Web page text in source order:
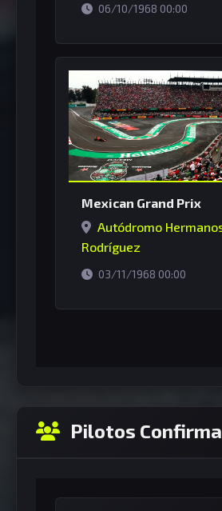
06/10/1968 00:00
Mexican Grand Prix
Autódromo
Rodríguez
03/11/1968 00:00
Pilotos